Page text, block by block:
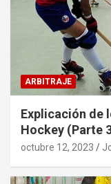
ARBITRAJE
Explicación de
Hockey (Parte
octubre 12, 2023